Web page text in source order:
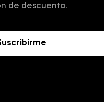
de descuento.